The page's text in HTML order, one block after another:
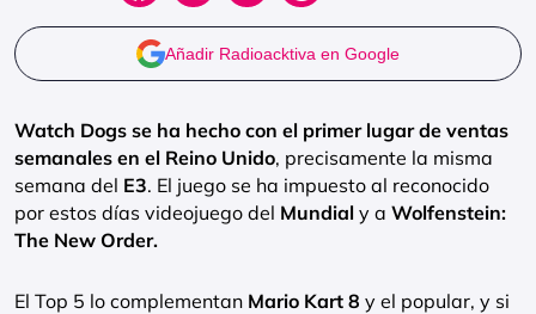
Añadir Radioacktiva en Google
Watch Dogs se ha hecho con el primer lugar de ventas
semanales en el Reino Unido, precisamente la misma
semana del E3. El juego se ha impuesto al reconocido
por estos días videojuego del Mundial y a Wolfenstein:
The New Order.
El Top 5 lo complementan Mario Kart 8 y el popular, y si